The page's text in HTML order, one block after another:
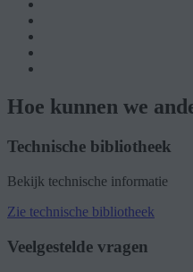
Hoe kunnen we
Technische bibliotheek
Bekijk technische informatie
Zie technische bibliotheek
Veelgestelde vragen